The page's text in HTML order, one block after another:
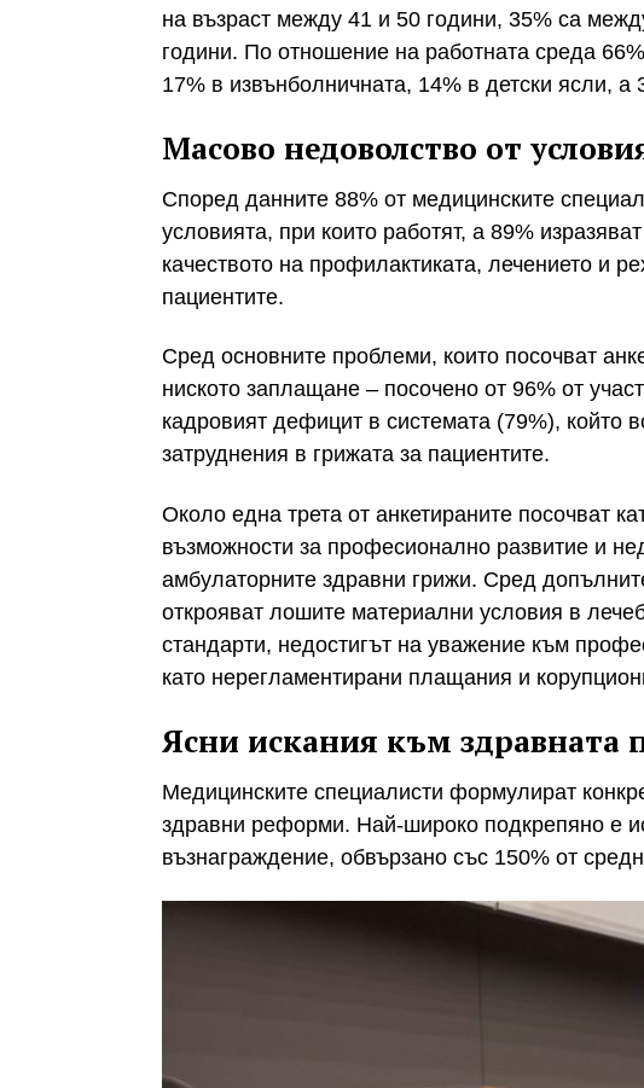
на възраст между 41 и 50 години, 35% са
години. По отношение на работната среда
17% в извънболничната, 14% в детски ясли,
Масово недоволство от
Според данните 88% от медицинските
условията, при които работят, а 89%
качеството на профилактиката, лечението и
пациентите.
Сред основните проблеми, които посочват
ниското заплащане – посочено от 96% от
кадровият дефицит в системата (79%), който
затруднения в грижата за пациентите.
Около една трета от анкетираните посочват
възможности за професионално развитие и
амбулаторните здравни грижи. Сред
открояват лошите материални условия в
стандарти, недостигът на уважение към
като нерегламентирани плащания и
Ясни искания към здравната
Медицинските специалисти формулират
здравни реформи. Най-широко подкрепяно е
възнаграждение, обвързано със 150% от